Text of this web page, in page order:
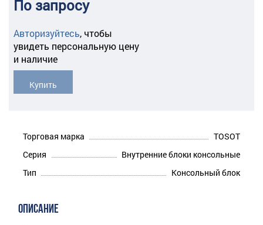
По запросу
Авторизуйтесь, чтобы
увидеть персональную цену
и наличие
Купить
Торговая марка
TOSOT
Серия
Внутренние блоки консольные
Тип
Консольный блок
ОПИСАНИЕ